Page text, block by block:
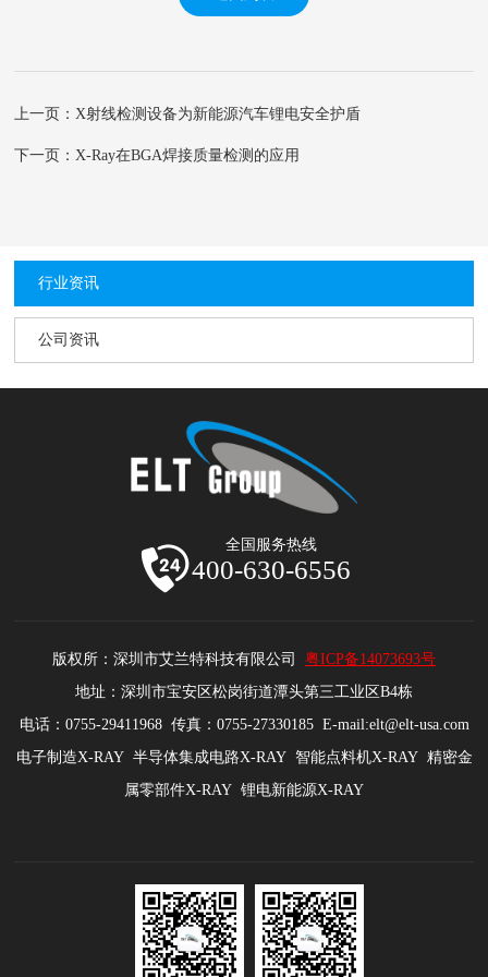
上一页：X射线检测设备为新能源汽车锂电安全护盾
下一页：X-Ray在BGA焊接质量检测的应用
行业资讯
公司资讯
全国服务热线
400-630-6556
版权所：深圳市艾兰特科技有限公司 粤ICP备14073693号
地址：深圳市宝安区松岗街道潭头第三工业区B4栋
电话：0755-29411968 传真：0755-27330185 E-mail:elt@elt-usa.com
电子制造X-RAY 半导体集成电路X-RAY 智能点料机X-RAY 精密金
属零部件X-RAY 锂电新能源X-RAY